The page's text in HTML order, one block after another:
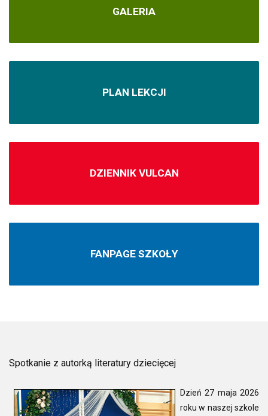
GALERIA
PLAN LEKCJI
DZIENNIK VULCAN
FANPAGE SZKOŁY
Spotkanie z autorką literatury dziecięcej
Dzień 27 maja 2026
roku w naszej szkole